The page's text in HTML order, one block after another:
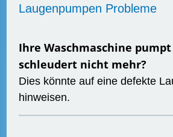
Laugenpumpen Probleme
Ihre Waschmaschine
schleudert nicht mehr?
Dies könnte auf eine defekte
hinweisen.